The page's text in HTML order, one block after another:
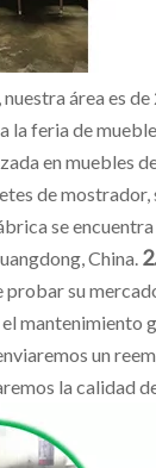
área es
la feria de
en
de mostrador,
se
China.
su
un
la calidad